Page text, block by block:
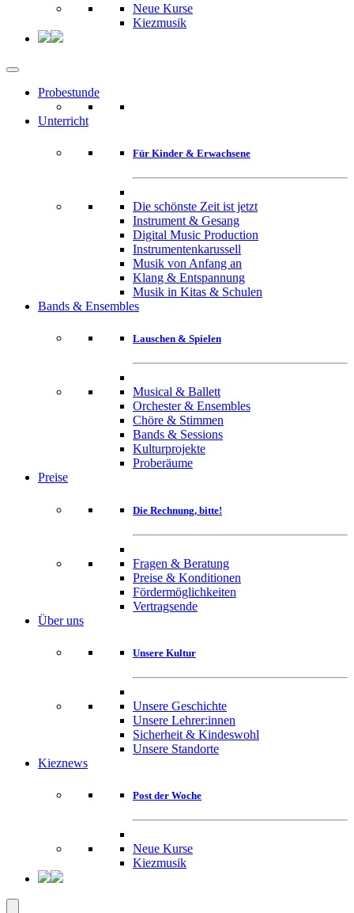
Neue Kurse
Kiezmusik
Probestunde
Unterricht
Für Kinder & Erwachsene
Die schönste Zeit ist jetzt
Instrument & Gesang
Digital Music Production
Instrumentenkarussell
Musik von Anfang an
Klang & Entspannung
Musik in Kitas & Schulen
Bands & Ensembles
Lauschen & Spielen
Musical & Ballett
Orchester & Ensembles
Chöre & Stimmen
Bands & Sessions
Kulturprojekte
Proberäume
Preise
Die Rechnung, bitte!
Fragen & Beratung
Preise & Konditionen
Fördermöglichkeiten
Vertragsende
Über uns
Unsere Kultur
Unsere Geschichte
Unsere Lehrer:innen
Sicherheit & Kindeswohl
Unsere Standorte
Kieznews
Post der Woche
Neue Kurse
Kiezmusik